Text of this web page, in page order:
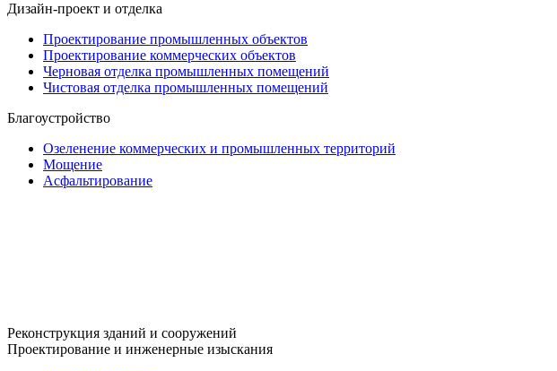
Дизайн-проект и отделка
Проектирование промышленных объектов
Проектирование коммерческих объектов
Черновая отделка промышленных помещений
Чистовая отделка промышленных помещений
Благоустройство
Озеленение коммерческих и промышленных территорий
Мощение
Асфальтирование
Реконструкция зданий и сооружений
Проектирование и инженерные изыскания